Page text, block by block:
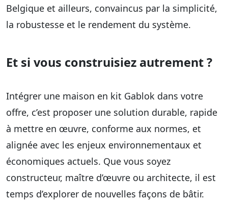
Belgique et ailleurs, convaincus par la simplicité,
la robustesse et le rendement du système.
Et si vous construisiez autrement ?
Intégrer une maison en kit Gablok dans votre
offre, c’est proposer une solution durable, rapide
à mettre en œuvre, conforme aux normes, et
alignée avec les enjeux environnementaux et
économiques actuels. Que vous soyez
constructeur, maître d’œuvre ou architecte, il est
temps d’explorer de nouvelles façons de bâtir.